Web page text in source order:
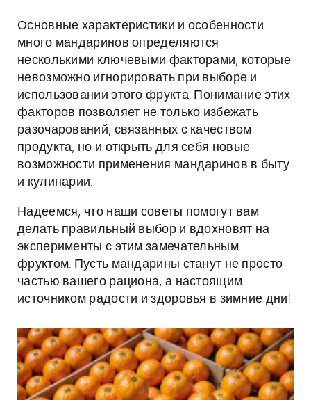
Основные характеристики и особенности
много мандаринов определяются
несколькими ключевыми факторами, которые
невозможно игнорировать при выборе и
использовании этого фрукта. Понимание этих
факторов позволяет не только избежать
разочарований, связанных с качеством
продукта, но и открыть для себя новые
возможности применения мандаринов в быту
и кулинарии.
Надеемся, что наши советы помогут вам
делать правильный выбор и вдохновят на
эксперименты с этим замечательным
фруктом. Пусть мандарины станут не просто
частью вашего рациона, а настоящим
источником радости и здоровья в зимние дни!